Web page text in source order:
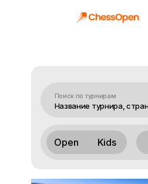
Поиск по турнирам
Open Kids